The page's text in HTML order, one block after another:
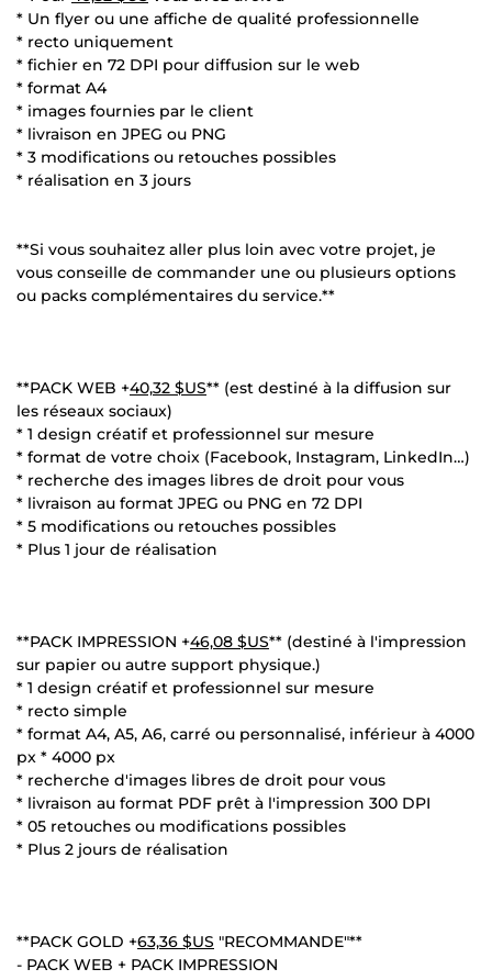
* Un flyer ou une affiche de qualité professionnelle
* recto uniquement
* fichier en 72 DPI pour diffusion sur le web
* format A4
* images fournies par le client
* livraison en JPEG ou PNG
* 3 modifications ou retouches possibles
* réalisation en 3 jours
**Si vous souhaitez aller plus loin avec votre projet, je
vous conseille de commander une ou plusieurs options
ou packs complémentaires du service.**
**PACK WEB +40,32 $US** (est destiné à la diffusion sur
les réseaux sociaux)
* 1 design créatif et professionnel sur mesure
* format de votre choix (Facebook, Instagram, LinkedIn…)
* recherche des images libres de droit pour vous
* livraison au format JPEG ou PNG en 72 DPI
* 5 modifications ou retouches possibles
* Plus 1 jour de réalisation
**PACK IMPRESSION +46,08 $US** (destiné à l'impression
sur papier ou autre support physique.)
* 1 design créatif et professionnel sur mesure
* recto simple
* format A4, A5, A6, carré ou personnalisé, inférieur à 4000
px * 4000 px
* recherche d'images libres de droit pour vous
* livraison au format PDF prêt à l'impression 300 DPI
* 05 retouches ou modifications possibles
* Plus 2 jours de réalisation
**PACK GOLD +63,36 $US "RECOMMANDE"**
- PACK WEB + PACK IMPRESSION